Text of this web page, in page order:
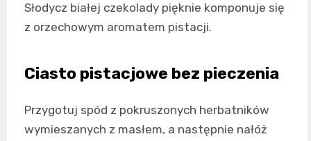
Słodycz białej czekolady pięknie komponuje się
z orzechowym aromatem pistacji.
Ciasto pistacjowe bez pieczenia
Przygotuj spód z pokruszonych herbatników
wymieszanych z masłem, a następnie nałóż